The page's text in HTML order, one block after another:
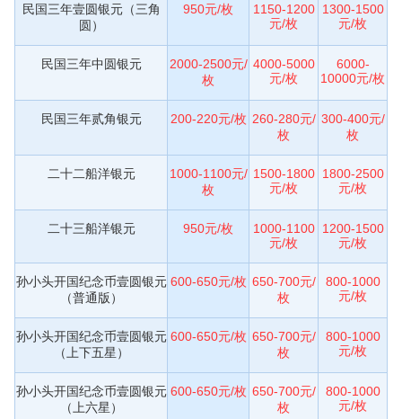
民国三年壹圆银元（三角
圆）
950元/枚
1150-1200
元/枚
1300-1500
元/枚
民国三年中圆银元
2000-2500元/
枚
4000-5000
元/枚
6000-
10000元/枚
民国三年贰角银元 200-220元/枚 260-280元/
枚
300-400元/
枚
二十二船洋银元
1000-1100元/
枚
1500-1800
元/枚
1800-2500
元/枚
二十三船洋银元 950元/枚
1000-1100
元/枚
1200-1500
元/枚
孙小头开国纪念币壹圆银元
（普通版）
600-650元/枚 650-700元/
枚
800-1000
元/枚
孙小头开国纪念币壹圆银元
（上下五星）
600-650元/枚 650-700元/
枚
800-1000
元/枚
孙小头开国纪念币壹圆银元
（上六星）
600-650元/枚 650-700元/
枚
800-1000
元/枚